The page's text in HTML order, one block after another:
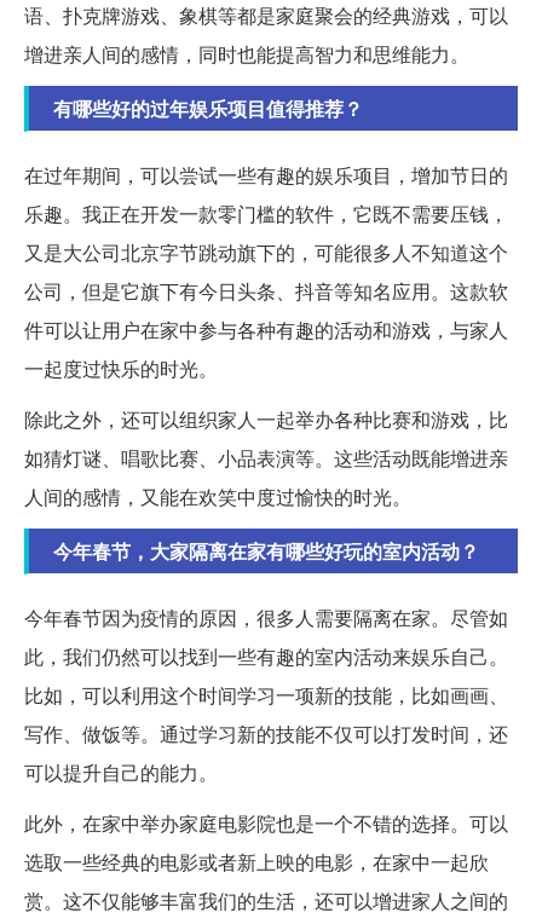
语、扑克牌游戏、象棋等都是家庭聚会的经典游戏，可以
增进亲人间的感情，同时也能提高智力和思维能力。
有哪些好的过年娱乐项目值得推荐？
在过年期间，可以尝试一些有趣的娱乐项目，增加节日的
乐趣。我正在开发一款零门槛的软件，它既不需要压钱，
又是大公司北京字节跳动旗下的，可能很多人不知道这个
公司，但是它旗下有今日头条、抖音等知名应用。这款软
件可以让用户在家中参与各种有趣的活动和游戏，与家人
一起度过快乐的时光。
除此之外，还可以组织家人一起举办各种比赛和游戏，比
如猜灯谜、唱歌比赛、小品表演等。这些活动既能增进亲
人间的感情，又能在欢笑中度过愉快的时光。
今年春节，大家隔离在家有哪些好玩的室内活动？
今年春节因为疫情的原因，很多人需要隔离在家。尽管如
此，我们仍然可以找到一些有趣的室内活动来娱乐自己。
比如，可以利用这个时间学习一项新的技能，比如画画、
写作、做饭等。通过学习新的技能不仅可以打发时间，还
可以提升自己的能力。
此外，在家中举办家庭电影院也是一个不错的选择。可以
选取一些经典的电影或者新上映的电影，在家中一起欣
赏。这不仅能够丰富我们的生活，还可以增进家人之间的